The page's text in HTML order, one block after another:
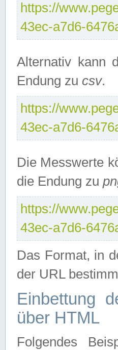
https://
43ec-a7d6-
Alternativ kann
Endung zu csv.
https://
43ec-a7d6-
Die Messwerte
die Endung zu
https://
43ec-a7d6-
Das Format, in
der URL
Einbettung
über HTML
Folgendes